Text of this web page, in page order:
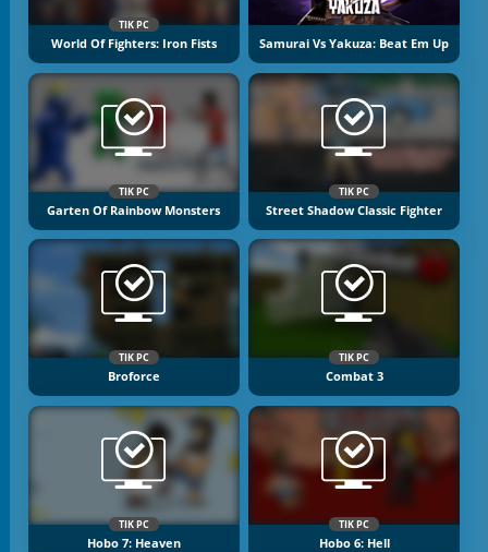
TIK PC
World Of Fighters: Iron Fists Samurai Vs Yakuza: Beat Em Up
TIK PC
Garten Of Rainbow Monsters
TIK PC
Street Shadow Classic Fighter
TIK PC
Broforce
TIK PC
Combat 3
TIK PC
Hobo 7: Heaven
TIK PC
Hobo 6: Hell